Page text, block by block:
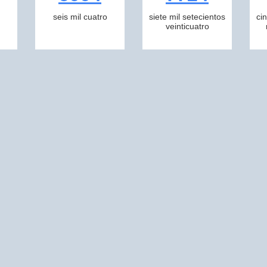
seis mil cuatro
siete mil setecientos
veinticuatro